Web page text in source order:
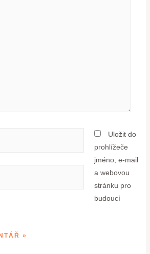
Uložit do
prohlížeče
jméno, e-mail
a webovou
stránku pro
budoucí